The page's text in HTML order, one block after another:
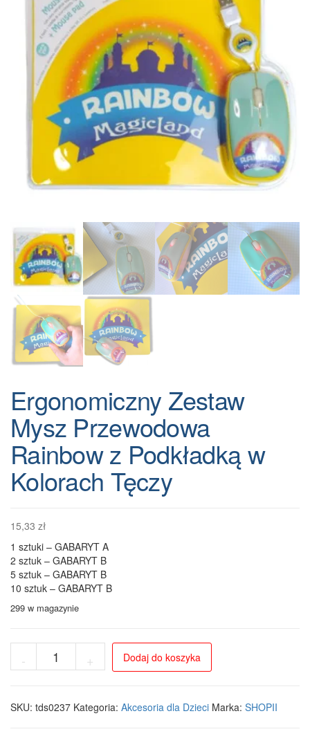
Ergonomiczny Zestaw
Mysz Przewodowa
Rainbow z Podkładką w
Kolorach Tęczy
15,33 zł
1 sztuki – GABARYT A
2 sztuk – GABARYT B
5 sztuk – GABARYT B
10 sztuk – GABARYT B
299 w magazynie
-
Ergonomiczny
Przewodowa
+ Dodaj do koszyka
SKU: tds0237 Kategoria: Akcesoria dla Dzieci Marka: SHOPII